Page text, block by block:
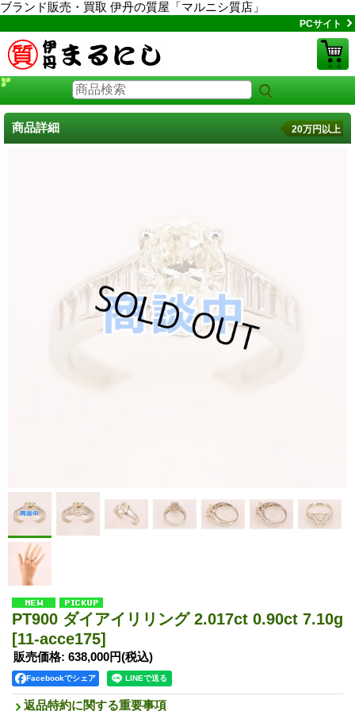
ブランド販売・買取 伊丹の質屋「マルニシ質店」
PCサイト
商品詳細 20万円以上
PT900 ダイアイリリング 2.017ct 0.90ct 7.10g
[11-acce175]
販売価格: 638,000円(税込)
Facebookでシェア
返品特約に関する重要事項